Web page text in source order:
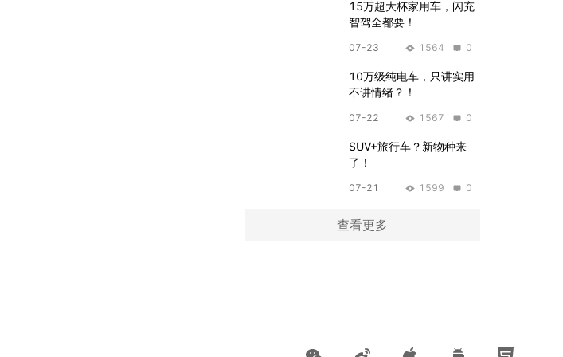
15万超大杯家用车，闪充
智驾全都要！
07-23 1564 0
10万级纯电车，只讲实用
不讲情绪？！
07-22 1567 0
SUV+旅行车？新物种来
了！
07-21 1599 0
查看更多